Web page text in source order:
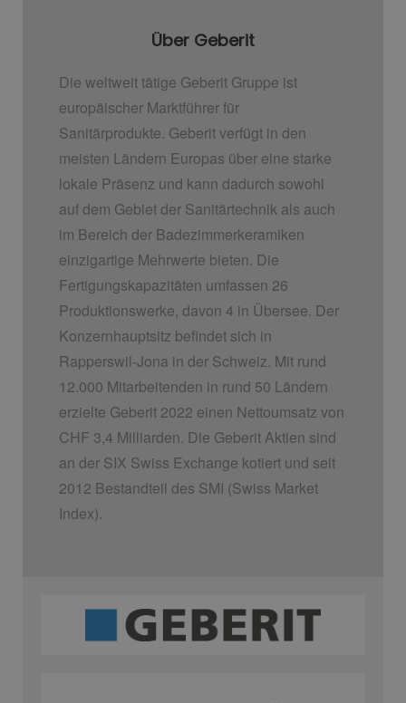
Über Geberit
Die weltweit tätige Geberit Gruppe ist
europäischer Marktführer für
Sanitärprodukte. Geberit verfügt in den
meisten Ländern Europas über eine starke
lokale Präsenz und kann dadurch sowohl
auf dem Gebiet der Sanitärtechnik als auch
im Bereich der Badezimmerkeramiken
einzigartige Mehrwerte bieten. Die
Fertigungskapazitäten umfassen 26
Produktionswerke, davon 4 in Übersee. Der
Konzernhauptsitz befindet sich in
Rapperswil-Jona in der Schweiz. Mit rund
12.000 Mitarbeitenden in rund 50 Ländern
erzielte Geberit 2022 einen Nettoumsatz von
CHF 3,4 Milliarden. Die Geberit Aktien sind
an der SIX Swiss Exchange kotiert und seit
2012 Bestandteil des SMI (Swiss Market
Index).